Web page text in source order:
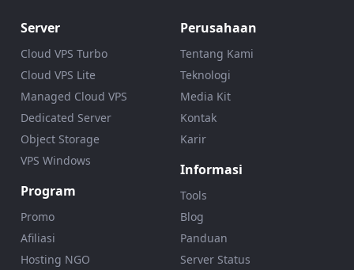
Server
Cloud VPS Turbo
Cloud VPS Lite
Managed Cloud VPS
Dedicated Server
Object Storage
VPS Windows
Program
Promo
Afiliasi
Hosting NGO
Perusahaan
Tentang Kami
Teknologi
Media Kit
Kontak
Karir
Informasi
Tools
Blog
Panduan
Server Status